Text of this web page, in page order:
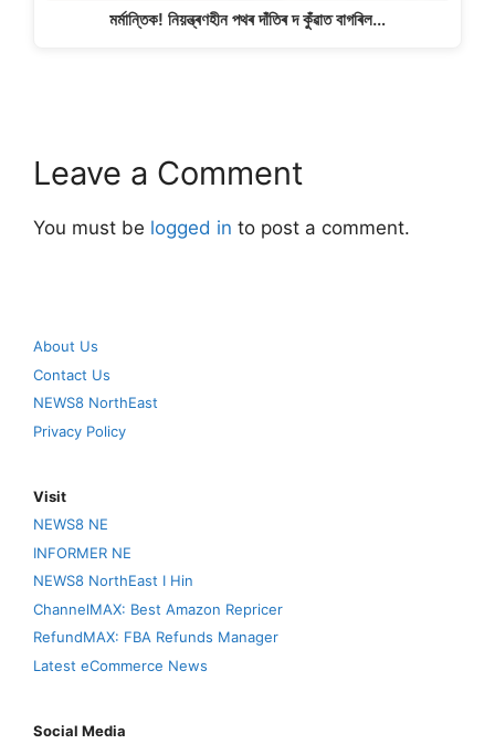
মৰ্মান্তিক! নিয়ন্ত্ৰণহীন পথৰ দাঁতিৰ দ কুঁৱাত বাগৰিল…
Leave a Comment
You must be logged in to post a comment.
About Us
Contact Us
NEWS8 NorthEast
Privacy Policy
Visit
NEWS8 NE
INFORMER NE
NEWS8 NorthEast I Hin
ChannelMAX: Best Amazon Repricer
RefundMAX: FBA Refunds Manager
Latest eCommerce News
Social Media